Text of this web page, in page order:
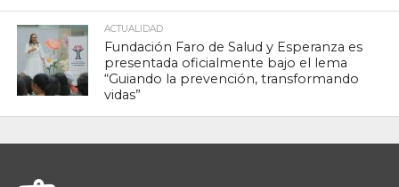
ACTUALIDAD
Fundación Faro de Salud y Esperanza es
presentada oficialmente bajo el lema
“Guiando la prevención, transformando
vidas”